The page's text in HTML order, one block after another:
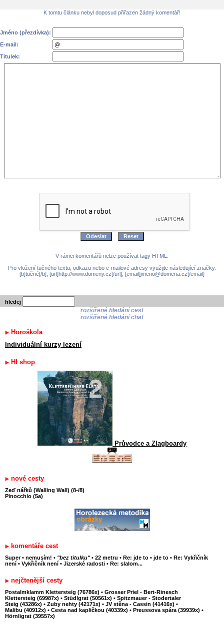
K tomtu článku nebyl doposud přiřazen žádný komentář!
Jméno (přezdívka):
E-mail:
Titulek:
V rámci komentářů nelze používat tagy HTML.
Pro vložení tučného textu, odkazu nebo e-mailové adresy využijte následující značky:
[b]tučné[/b], [url]http://www.domeny.cz[/url], [email]jmeno@domena.cz[/email]
hledej
rozšířené hledání cest
rozšířené hledání chat
Horoškola
Individuální kurzy lezení
HI shop
Průvodce a Zlagboardy
nové cesty
Zeď nářků (Walling Wall) (8-/8)
Pinocchio (5a)
komentáře cest
Super • nemusím! • "bez titulku" • 22 metru • Re: jde to • jde to • Re: Vykřičník
není • Vykřičník není • Jizerské radosti • Re: slalom...
nejčtenější cesty
Postalmklamm Klettersteig (76786x) • Grosser Priel - Bert-Rinesch
Klettersteig (69987x) • Stüdlgrat (50561x) • Spitzmauer - Stodertaler
Steig (43286x) • Zuby nehty (42171x) • JV stěna - Cassin (41416x) •
Malibu (40912x) • Cesta nad kapličkou (40339x) • Preussova spára (39939x) •
Hörnligrat (39557x)